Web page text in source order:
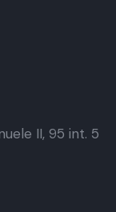
II, 95 int. 5